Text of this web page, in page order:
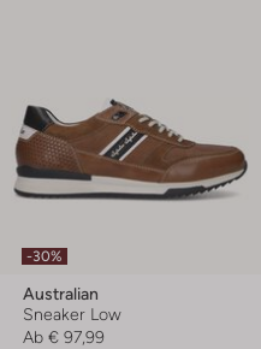
-30%
Australian
Sneaker Low
Ab € 97,99